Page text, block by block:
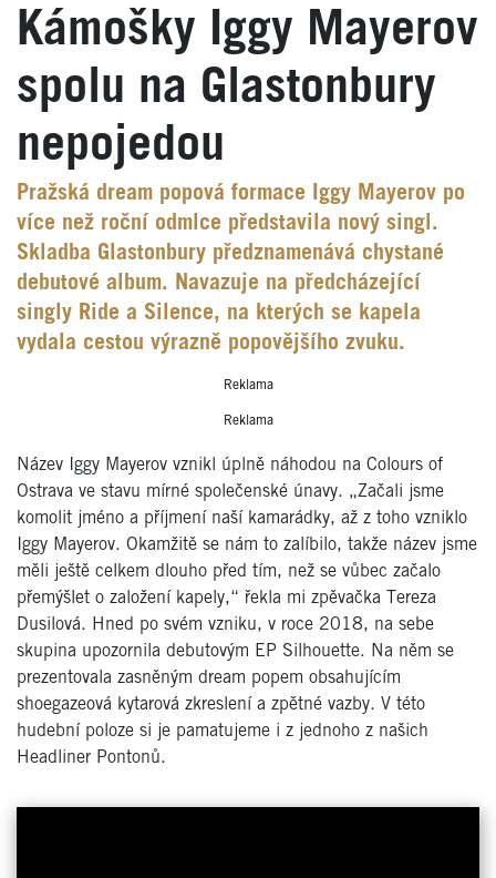
Kámošky Iggy Mayerov
spolu na Glastonbury
nepojedou
Pražská dream popová formace Iggy Mayerov po
více než roční odmlce představila nový singl.
Skladba Glastonbury předznamenává chystané
debutové album. Navazuje na předcházející
singly Ride a Silence, na kterých se kapela
vydala cestou výrazně popovějšího zvuku.
Reklama
Reklama
Název Iggy Mayerov vznikl úplně náhodou na Colours of
Ostrava ve stavu mírné společenské únavy. „Začali jsme
komolit jméno a příjmení naší kamarádky, až z toho vzniklo
Iggy Mayerov. Okamžitě se nám to zalíbilo, takže název jsme
měli ještě celkem dlouho před tím, než se vůbec začalo
přemýšlet o založení kapely,“ řekla mi zpěvačka Tereza
Dusilová. Hned po svém vzniku, v roce 2018, na sebe
skupina upozornila debutovým EP Silhouette. Na něm se
prezentovala zasněným dream popem obsahujícím
shoegazeová kytarová zkreslení a zpětné vazby. V této
hudební poloze si je pamatujeme i z jednoho z našich
Headliner Pontonů.